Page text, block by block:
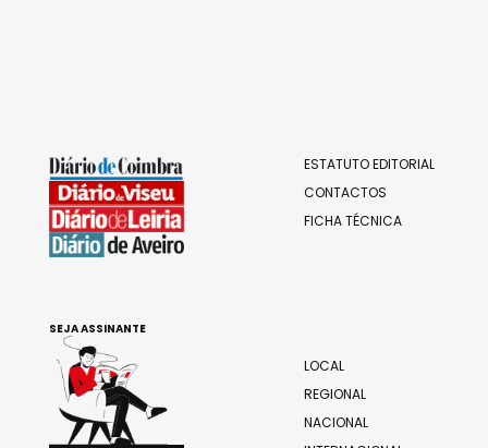
ESTATUTO EDITORIAL
CONTACTOS
FICHA TÉCNICA
LOCAL
REGIONAL
NACIONAL
SEJA ASSINANTE